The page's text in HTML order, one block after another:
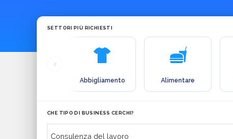
SETTORI PIÙ RICHIESTI
Abbigliamento Alimentare
CHE TIPO DI BUSINESS CERCHI?